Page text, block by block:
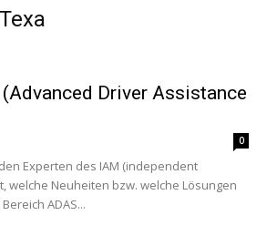
Driver Assistance
0
Experten des IAM (independent
welche Neuheiten bzw. welche Lösungen
ADAS...